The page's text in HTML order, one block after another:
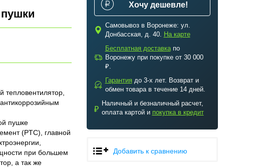
Хочу дешевле!
c
Самовывоз в Воронеже: ул.
Донбасская, д. 40. На карте
a
Бесплатная доставкапо
Воронежу при покупке от 30 000
₽.
b
Гарантиядо 3-х лет. Возврат и
обмен товара в течение 14 дней.
₽
Наличный и безналичный расчет,
оплата картой и покупка в кредит
Добавить к сравнению
тепловентилятор,
пушке
(PTC), главной
при большем
а так же